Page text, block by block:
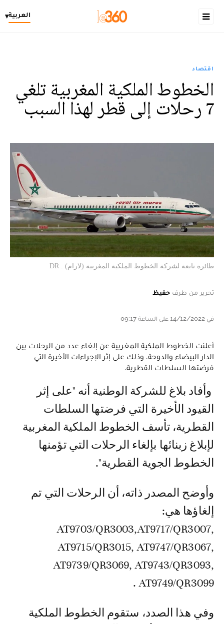
العربية▾
اقتصاد
الخطوط الملكية المغربية تلغي
7 رحلات إلى قطر لهذا السبب
طائرة تابعة لشركة الخطوط الملكية المغربية (لارام) . DR
تحرير من طرف حفيظ
في 14/12/2022 على الساعة 09:17
أعلنت الخطوط الملكية المغربية عن إلغاء عدد من الرحلات بين
الدار البيضاء والدوحة، وذلك على إثر الإجراءات الأخيرة التي
فرضتها السلطات القطرية.
وأفاد بلاغ للشركة الوطنية أنه "على إثر
القيود الأخيرة التي فرضتها السلطات
القطرية، تأسف الخطوط الملكية المغربية
لإبلاغ زبنائها بإلغاء الرحلات التي تؤمنها
الخطوط الجوية القطرية".
وأوضح المصدر ذاته، أن الرحلات التي تم
إلغاؤها هي:
AT9703/QR3003,AT9717/QR3007,
AT9715/QR3015, AT9747/QR3067,
AT9739/QR3069, AT9743/QR3093,
AT9749/QR3099 .
وفي هذا الصدد، ستقوم الخطوط الملكية